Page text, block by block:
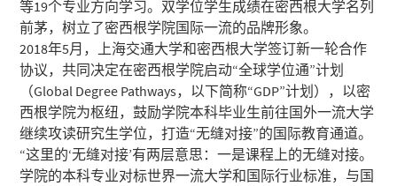
等19个专业方向学习。双学位学生成绩在密西根大学名列
前茅，树立了密西根学院国际一流的品牌形象。
2018年5月，上海交通大学和密西根大学签订新一轮合作
协议，共同决定在密西根学院启动“全球学位通”计划
（Global Degree Pathways，以下简称“GDP”计划），以密
西根学院为枢纽，鼓励学院本科毕业生前往国外一流大学
继续攻读研究生学位，打造“无缝对接”的国际教育通道。
“这里的‘无缝对接’有两层意思：一是课程上的无缝对接。
学院的本科专业对标世界一流大学和国际行业标准，与国